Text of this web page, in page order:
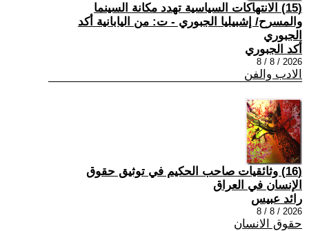
(15) الانتهاكات السياسية تهدد مكانة السينما
والمسرح/ إشبيليا الجبوري - ت: من اليابانية أكد
الجبوري
أكد الجبوري
2026 / 8 / 8
الادب والفن
(16) وثائقيات صاحب الحكيم في توثيق حقوق
الإنسان في العراق
رائد عبيس
2026 / 8 / 8
حقوق الانسان